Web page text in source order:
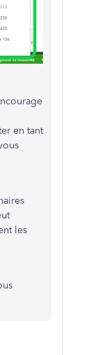
en tant
les